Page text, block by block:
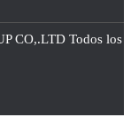
CO,.LTD Todos los